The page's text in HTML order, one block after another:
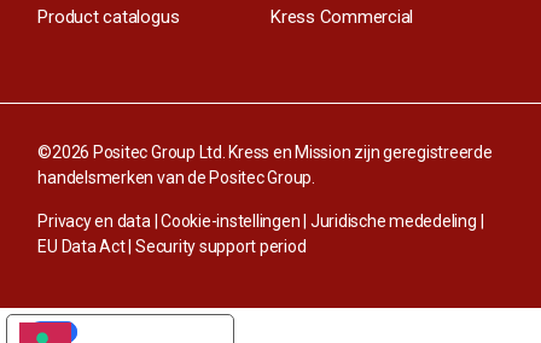
Product catalogus
Kress Commercial
©2026 Positec Group Ltd. Kress en Mission zijn geregistreerde
handelsmerken van de Positec Group.
Privacy en data |Cookie-instellingen Juridische mededeling
EU Data Act|Security support period